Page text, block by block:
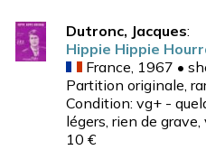
Dutronc, Jacques:
Hippie Hippie
France, 1967 •
Partition originale,
Condition: vg+ -
légers, rien de
10 €